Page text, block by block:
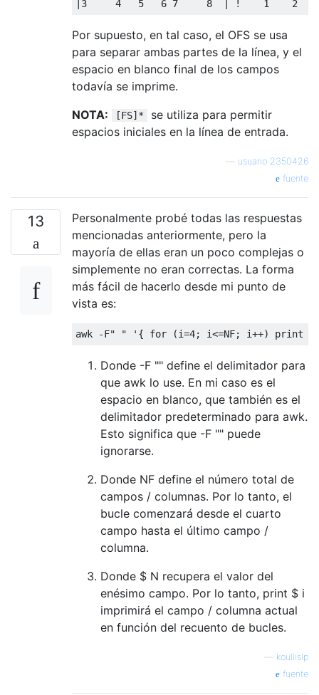
3 4 5 6 7 8 ! 1 2
Por supuesto, en tal caso, el OFS se usa
para separar ambas partes de la línea, y el
espacio en blanco final de los campos
todavía se imprime.
NOTA:
[FS]*
se utiliza para permitir
espacios iniciales en la línea de entrada.
usuario 2350426
fuente
13
Personalmente probé todas las respuestas
mencionadas anteriormente, pero la
mayoría de ellas eran un poco complejas o
simplemente no eran correctas. La forma
más fácil de hacerlo desde mi punto de
vista es:
awk -F" " '{ for (i=4; i<=NF; i++) print
Donde -F "" define el delimitador para
que awk lo use. En mi caso es el
espacio en blanco, que también es el
delimitador predeterminado para awk.
Esto significa que -F "" puede
ignorarse.
Donde NF define el número total de
campos / columnas. Por lo tanto, el
bucle comenzará desde el cuarto
campo hasta el último campo /
columna.
Donde $ N recupera el valor del
enésimo campo. Por lo tanto, print $ i
imprimirá el campo / columna actual
en función del recuento de bucles.
koullislp
fuente